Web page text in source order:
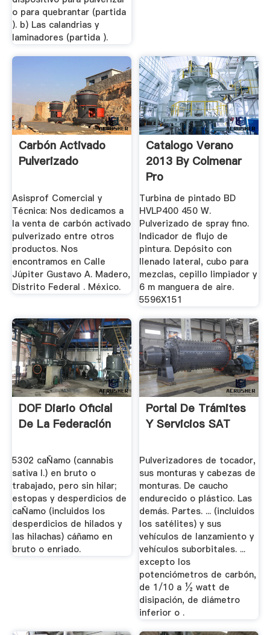
o para quebrantar (partida
). b) Las calandrias y
laminadores (partida ).
Carbón Activado
Pulverizado
Asisprof Comercial y
Técnica: Nos dedicamos a
la venta de carbón activado
pulverizado entre otros
productos. Nos
encontramos en Calle
Júpiter Gustavo A. Madero,
Distrito Federal . México.
Catalogo Verano
2013 By Colmenar
Pro
Turbina de pintado BD
HVLP400 450 W.
Pulverizado de spray fino.
Indicador de flujo de
pintura. Depósito con
llenado lateral, cubo para
mezclas, cepillo limpiador y
6 m manguera de aire.
5596X151
DOF Diario Oficial
De La Federación
5302 caÑamo (cannabis
sativa l.) en bruto o
trabajado, pero sin hilar;
estopas y desperdicios de
caÑamo (incluidos los
desperdicios de hilados y
las hilachas) cáñamo en
bruto o enriado.
Portal De Trámites
Y Servicios SAT
Pulverizadores de tocador,
sus monturas y cabezas de
monturas. De caucho
endurecido o plástico. Las
demás. Partes. ... (incluidos
los satélites) y sus
vehículos de lanzamiento y
vehículos suborbitales. ...
excepto los
potenciómetros de carbón,
de 1/10 a ½ watt de
disipación, de diámetro
inferior o .